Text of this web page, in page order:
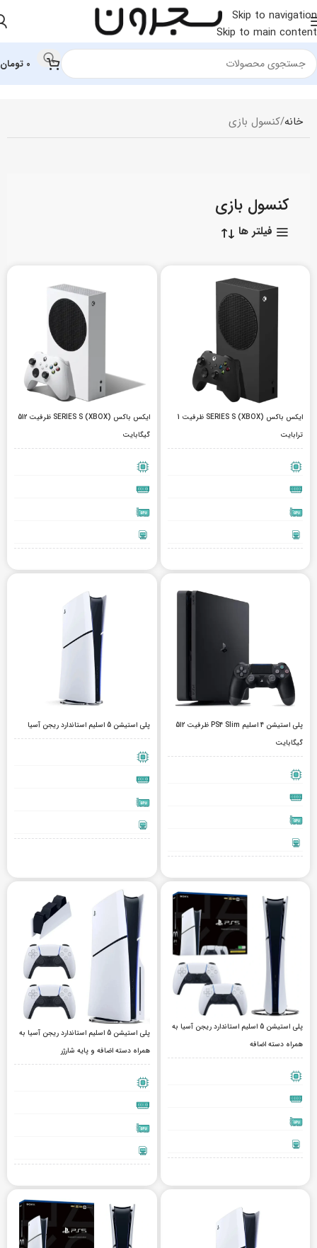
Skip to navigation
Skip to main content
0 تومان
خانه کنسول بازی
کنسول بازی
فیلتر ها
ایکس باکس (XBOX) SERIES S ظرفیت 1
ترابایت
ایکس باکس (XBOX) SERIES S ظرفیت 512
گیگابایت
پلی استیشن 4 اسلیم PS4 Slim ظرفیت 512
گیگابایت
پلی استیشن 5 اسلیم استاندارد ریجن آسیا
پلی استیشن 5 اسلیم استاندارد ریجن آسیا به
همراه دسته اضافه
پلی استیشن 5 اسلیم استاندارد ریجن آسیا به
همراه دسته اضافه و پایه شارژر